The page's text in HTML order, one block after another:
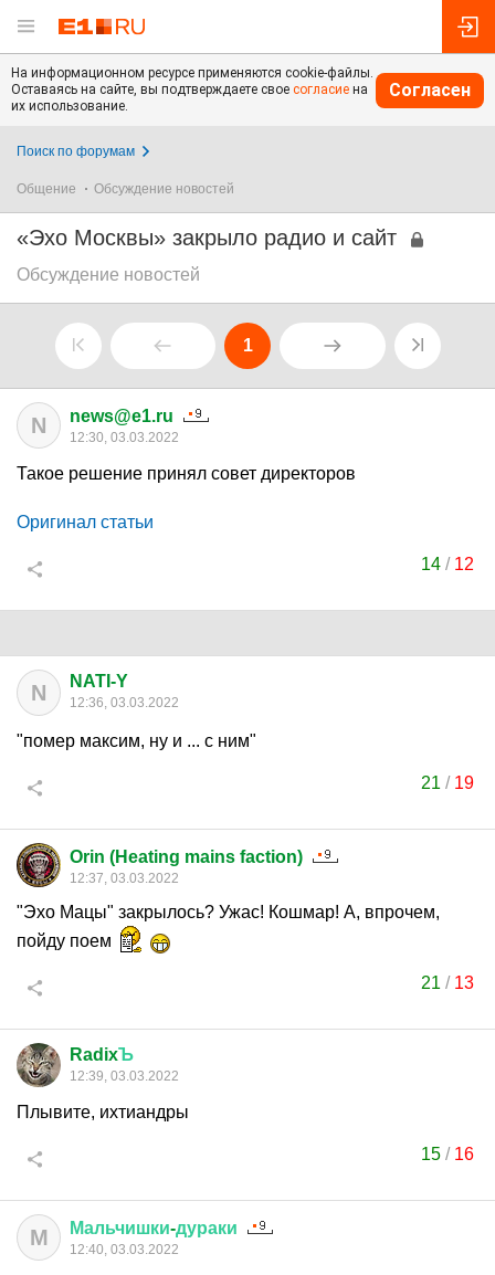
На информационном ресурсе применяются cookie-файлы.
Оставаясь на сайте, вы подтверждаете свое согласие на
их использование.
Согласен
Поиск по форумам
Общение Обсуждение новостей
«Эхо Москвы» закрыло радио и сайт
Обсуждение новостей
1
N news@e1.ru
12:30, 03.03.2022
Такое решение принял совет директоров
Оригинал статьи
14/ 12
N NATI-Y
12:36, 03.03.2022
"помер максим, ну и ... с ним"
21 / 19
Orin (Heating mains faction)
12:37, 03.03.2022
"Эхо Мацы" закрылось? Ужас! Кошмар! А, впрочем,
пойду поем
21 / 13
RadixЪ
12:39, 03.03.2022
Плывите, ихтиандры
15/ 16
М Мальчишки-дураки
12:40, 03.03.2022